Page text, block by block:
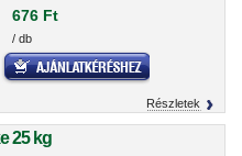
676 Ft
/ db
Részletek
25 kg